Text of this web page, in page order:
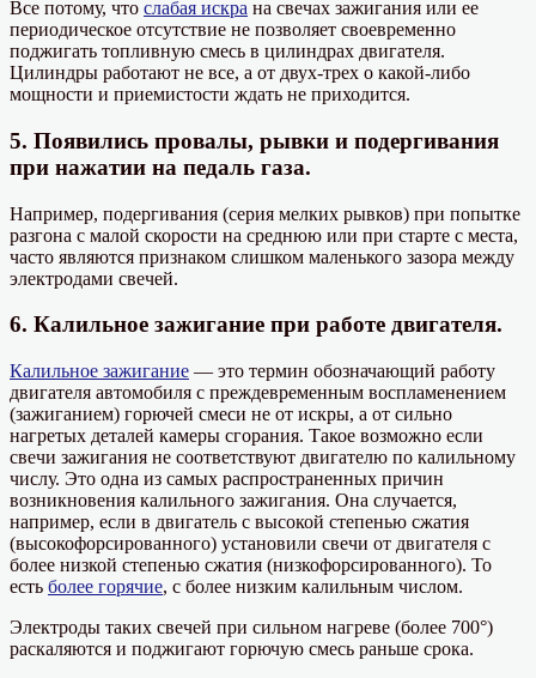
Все потому, что слабая искра на свечах зажигания или ее
периодическое отсутствие не позволяет своевременно
поджигать топливную смесь в цилиндрах двигателя.
Цилиндры работают не все, а от двух-трех о какой-либо
мощности и приемистости ждать не приходится.
5. Появились провалы, рывки и подергивания
при нажатии на педаль газа.
Например, подергивания (серия мелких рывков) при попытке
разгона с малой скорости на среднюю или при старте с места,
часто являются признаком слишком маленького зазора между
электродами свечей.
6. Калильное зажигание при работе двигателя.
Калильное зажигание — это термин обозначающий работу
двигателя автомобиля с преждевременным воспламенением
(зажиганием) горючей смеси не от искры, а от сильно
нагретых деталей камеры сгорания. Такое возможно если
свечи зажигания не соответствуют двигателю по калильному
числу. Это одна из самых распространенных причин
возникновения калильного зажигания. Она случается,
например, если в двигатель с высокой степенью сжатия
(высокофорсированного) установили свечи от двигателя с
более низкой степенью сжатия (низкофорсированного). То
есть более горячие, с более низким калильным числом.
Электроды таких свечей при сильном нагреве (более 700°)
раскаляются и поджигают горючую смесь раньше срока.